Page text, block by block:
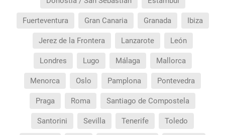
Fuerteventura Gran Canaria Granada Ibiza
Jerez de la Frontera Lanzarote León
Londres Lugo Málaga Mallorca
Menorca Oslo Pamplona Pontevedra
Praga Roma Santiago de Compostela
Santorini Sevilla Tenerife Toledo